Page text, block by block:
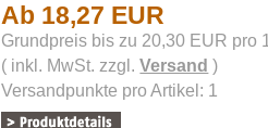
Ab 18,27 EUR
Grundpreis bis zu 20,30 EUR pro
( inkl. MwSt. zzgl.Versand )
Versandpunkte pro Artikel: 1